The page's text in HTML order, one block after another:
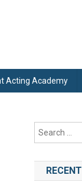
Acting Academy